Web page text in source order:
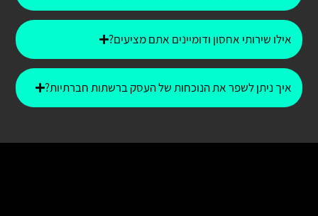
אילו שירותי אחסון ודומיינים אתם מציעים?
איך ניתן לשפר את הנוכחות של העסק ברשתות חברתיות?